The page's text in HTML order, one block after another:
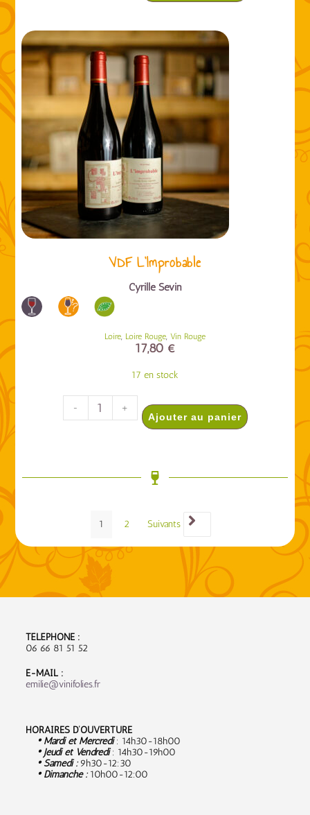
VDF L’Improbable
Cyrille Sevin
Loire, Loire Rouge, Vin Rouge
17,80 €
17 en stock
- +
Ajouter au panier
1 2 Suivants
TÉLÉPHONE :
06 66 81 51 52
E-MAIL :
emilie@vinifolies.fr
HORAIRES D’OUVERTURE
• Mardi et Mercredi: 14h30-18h00
• Jeudi et Vendredi: 14h30-19h00
• Samedi :9h30-12:30
• Dimanche :10h00-12:00